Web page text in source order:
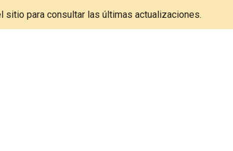
sitio para consultar las últimas actualizaciones.